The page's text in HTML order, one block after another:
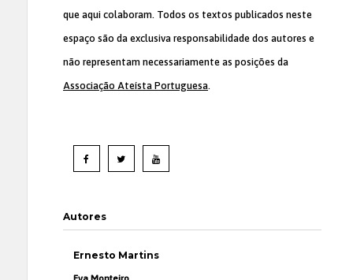
que aqui colaboram. Todos os textos publicados neste
espaço são da exclusiva responsabilidade dos autores e
não representam necessariamente as posições da
Associação Ateísta Portuguesa.
Autores
Ernesto Martins